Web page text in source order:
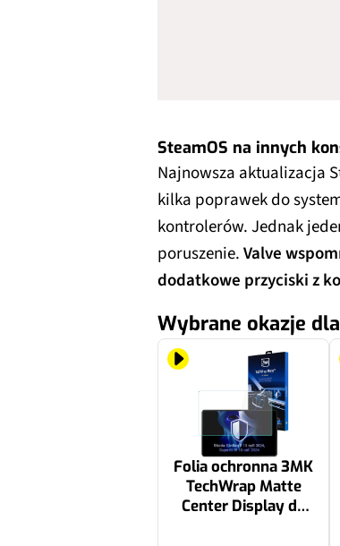
SteamOS na innych
Najnowsza aktualizacja
kilka poprawek do
kontrolerów. Jednak
poruszenie.Valve
dodatkowe przyciski z
Wybrane okazje
Folia ochronna 3MK
TechWrap Matte
Center Display do